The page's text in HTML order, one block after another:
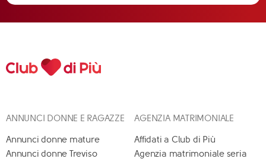
ANNUNCI DONNE E RAGAZZE
Annunci donne mature
Annunci donne Treviso
AGENZIA MATRIMONIALE
Affidati a Club di Più
Agenzia matrimoniale seria